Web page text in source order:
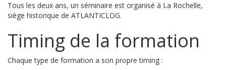
Tous les deux ans, un séminaire est organisé à La Rochelle,
siège historique de ATLANTICLOG.
Timing de la formation
Chaque type de formation a son propre timing :